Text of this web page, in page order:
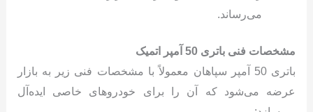
می‌رساند.
مشخصات فنی باتری 50 آمپر اتمیک
باتری 50 آمپر سپاهان معمولاً با مشخصات فنی زیر به بازار
عرضه می‌شود که آن را برای خودروهای خاصی ایده‌آل